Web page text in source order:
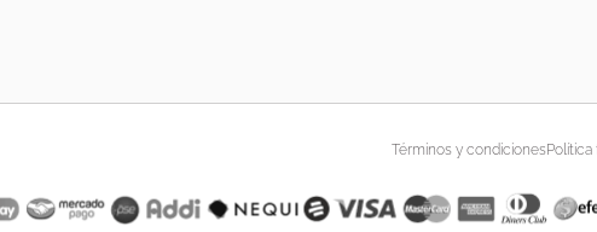
Términos y condiciones